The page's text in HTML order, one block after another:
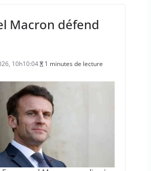
Macron défend
10h10:04
1 minutes de lecture